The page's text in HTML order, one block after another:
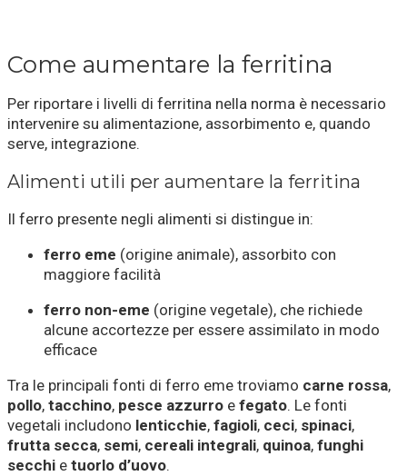
Come aumentare la ferritina
Per riportare i livelli di ferritina nella norma è necessario
intervenire su alimentazione, assorbimento e, quando
serve, integrazione.
Alimenti utili per aumentare la ferritina
Il ferro presente negli alimenti si distingue in:
ferro eme (origine animale), assorbito con
maggiore facilità
ferro non-eme (origine vegetale), che richiede
alcune accortezze per essere assimilato in modo
efficace
Tra le principali fonti di ferro eme troviamo carne rossa,
pollo, tacchino, pesce azzurro e fegato. Le fonti
vegetali includono lenticchie, fagioli, ceci, spinaci,
frutta secca, semi, cereali integrali, quinoa, funghi
secchi e tuorlo d’uovo.